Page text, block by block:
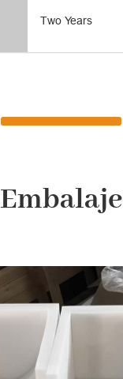
Two Years
Embalaje